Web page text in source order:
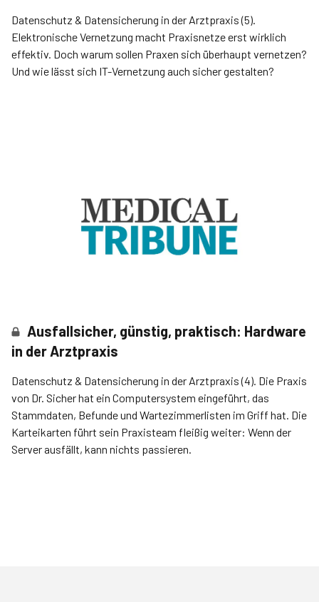
Datenschutz & Datensicherung in der Arztpraxis (5).
Elektronische Vernetzung macht Praxisnetze erst wirklich
effektiv. Doch warum sollen Praxen sich überhaupt vernetzen?
Und wie lässt sich IT-Vernetzung auch sicher gestalten?
Ausfallsicher, günstig, praktisch: Hardware
in der Arztpraxis
Datenschutz & Datensicherung in der Arztpraxis (4). Die Praxis
von Dr. Sicher hat ein Computersystem eingeführt, das
Stammdaten, Befunde und Wartezimmerlisten im Griff hat. Die
Karteikarten führt sein Praxisteam fleißig weiter: Wenn der
Server ausfällt, kann nichts passieren.